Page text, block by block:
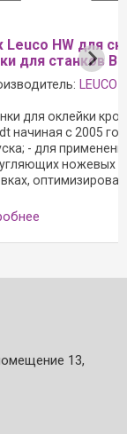
HW для
для станков
LEUCO
для оклейки
начиная с 2005
- для
ножевых
HL Board 06 для
стружечных
пластика и
13,